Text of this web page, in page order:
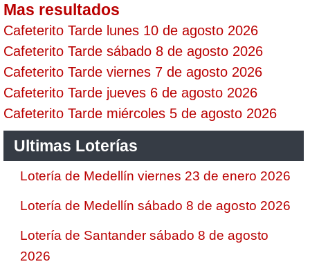
Mas resultados
Cafeterito Tarde lunes 10 de agosto 2026
Cafeterito Tarde sábado 8 de agosto 2026
Cafeterito Tarde viernes 7 de agosto 2026
Cafeterito Tarde jueves 6 de agosto 2026
Cafeterito Tarde miércoles 5 de agosto 2026
Ultimas Loterías
Lotería de Medellín viernes 23 de enero 2026
Lotería de Medellín sábado 8 de agosto 2026
Lotería de Santander sábado 8 de agosto
2026